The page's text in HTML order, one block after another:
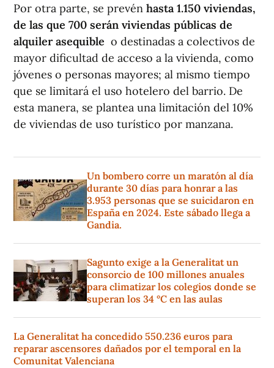
Por otra parte, se prevén hasta 1.150 viviendas,
de las que 700 serán viviendas públicas de
alquiler asequible o destinadas a colectivos de
mayor dificultad de acceso a la vivienda, como
jóvenes o personas mayores; al mismo tiempo
que se limitará el uso hotelero del barrio. De
esta manera, se plantea una limitación del 10%
de viviendas de uso turístico por manzana.
Un bombero corre un maratón al día
durante 30 días para honrar a las
3.953 personas que se suicidaron en
España en 2024. Este sábado llega a
Gandia.
Sagunto exige a la Generalitat un
consorcio de 100 millones anuales
para climatizar los colegios donde se
superan los 34 °C en las aulas
La Generalitat ha concedido 550.236 euros para
reparar ascensores dañados por el temporal en la
Comunitat Valenciana